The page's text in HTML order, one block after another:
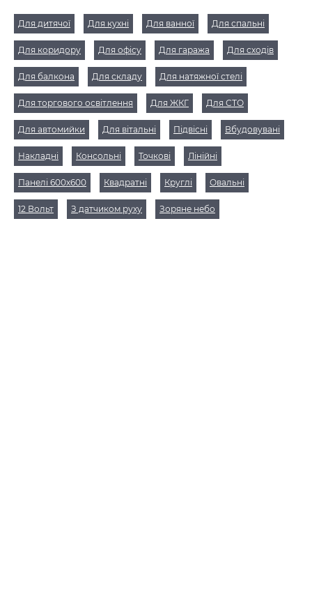
Для дитячої Для кухні Для ванної Для спальні
Для коридору Для офісу Для гаража Для сходів
Для балкона Для складу Для натяжної стелі
Для торгового освітлення Для ЖКГ Для СТО
Для автомийки Для вітальні Підвісні Вбудовувані
Накладні Консольні Точкові Лінійні
Панелі 600х600 Квадратні Круглі Овальні
12 Вольт З датчиком руху Зоряне небо